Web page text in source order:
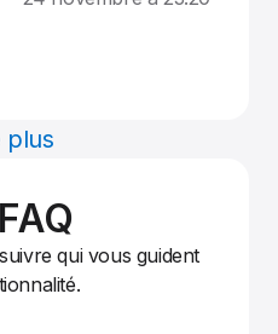
plus
qui vous guident